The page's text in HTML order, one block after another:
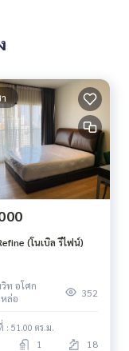
(โนเบิล รีไฟน์)
ท อโศก
ล่อ
352
51.00 ตร.ม.
1 18